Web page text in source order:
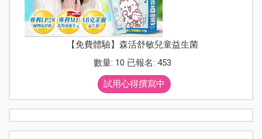
【免費體驗】森活舒敏兒童益生菌
數量: 10 已報名: 453
試用心得撰寫中